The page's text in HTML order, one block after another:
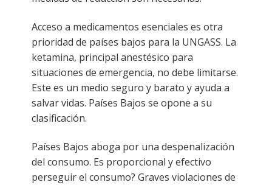
Acceso a medicamentos esenciales es otra
prioridad de países bajos para la UNGASS. La
ketamina, principal anestésico para
situaciones de emergencia, no debe limitarse.
Este es un medio seguro y barato y ayuda a
salvar vidas. Países Bajos se opone a su
clasificación.
Países Bajos aboga por una despenalización
del consumo. Es proporcional y efectivo
perseguir el consumo? Graves violaciones de